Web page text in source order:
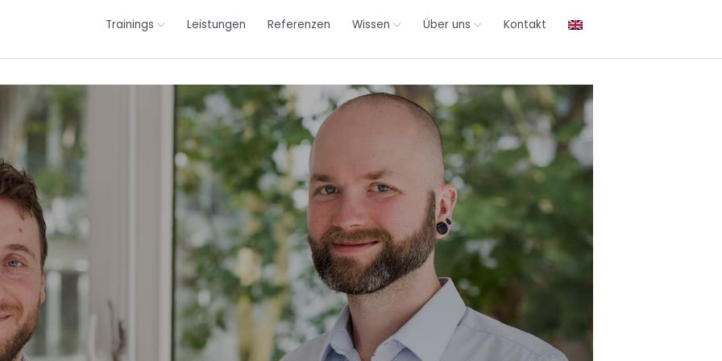
Trainings Leistungen Referenzen Wissen Über uns Kontakt